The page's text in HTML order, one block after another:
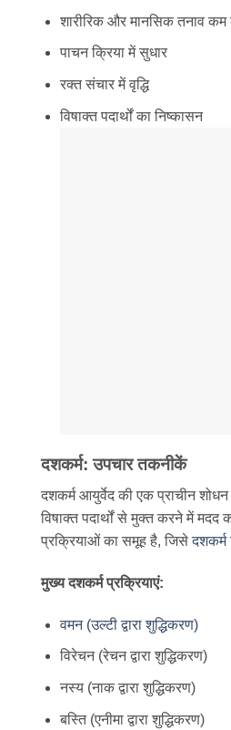
शारीरिक और मानसिक तनाव कम
पाचन क्रिया में सुधार
रक्त संचार में वृद्धि
विषाक्त पदार्थों का निष्कासन
दशकर्म: उपचार तकनीकें
दशकर्म आयुर्वेद की एक प्राचीन शोधन
विषाक्त पदार्थों से मुक्त करने में
प्रक्रियाओं का समूह है, जिसेदशकर्म
मुख्य दशकर्म प्रक्रियाएं:
वमन (उल्टी द्वारा शुद्धिकरण)
विरेचन (रेचन द्वारा शुद्धिकरण)
नस्य (नाक द्वारा शुद्धिकरण)
बस्ति (एनीमा द्वारा शुद्धिकरण)